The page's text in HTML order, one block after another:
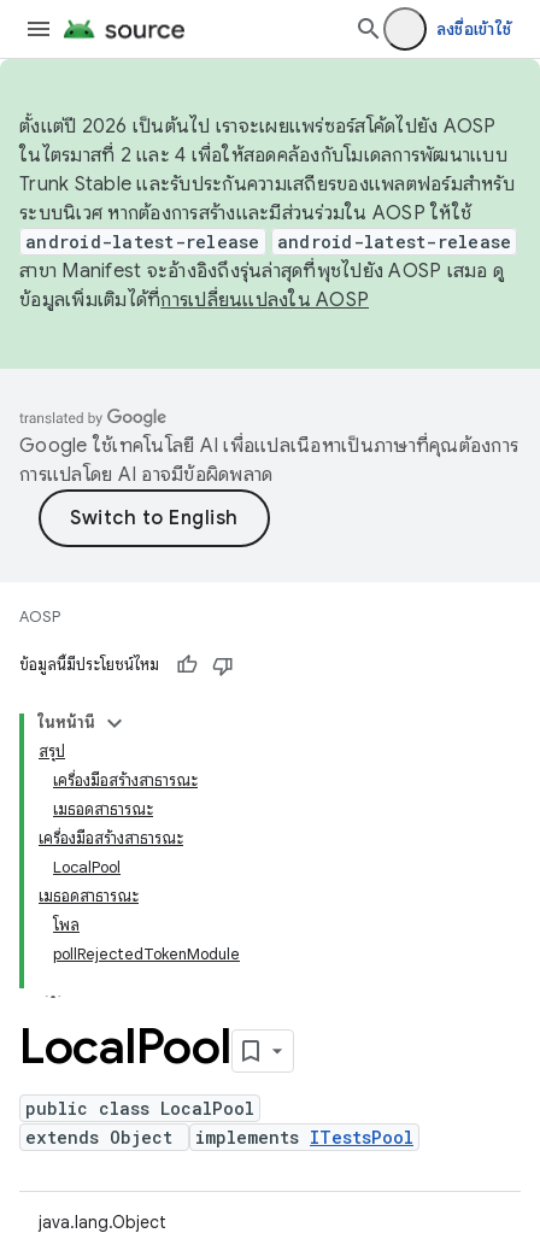
ลงชื่อเข้าใช้
ตั้งแต่ปี 2026 เป็นต้นไป เราจะเผยแพร่ซอร์สโค้ดไปยัง AOSP
ในไตรมาสที่ 2 และ 4 เพื่อให้สอดคล้องกับโมเดลการพัฒนาแบบ
Trunk Stable และรับประกันความเสถียรของแพลตฟอร์มสำหรับ
ระบบนิเวศ หากต้องการสร้างและมีส่วนร่วมใน AOSP ให้ใช้
android-latest-release android-latest-release
สาขา Manifest จะอ้างอิงถึงรุ่นล่าสุดที่พุชไปยัง AOSP เสมอ ดู
ข้อมูลเพิ่มเติมได้ที่การเปลี่ยนแปลงใน AOSP
Google ใช้เทคโนโลยี AI เพื่อแปลเนื้อหาเป็นภาษาที่คุณต้องการ
การแปลโดย AI อาจมีข้อผิดพลาด
AOSP
ข้อมูลนี้มีประโยชน์ไหม
ในหน้านี้
สรุป
เครื่องมือสร้างสาธารณะ
เมธอดสาธารณะ
เครื่องมือสร้างสาธารณะ
LocalPool
เมธอดสาธารณะ
โพล
pollRejectedTokenModule
LocalPool
public class LocalPool
extends Object
implements ITestsPool
java.lang.Object